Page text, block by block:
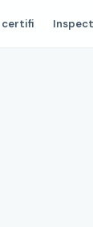
certifi